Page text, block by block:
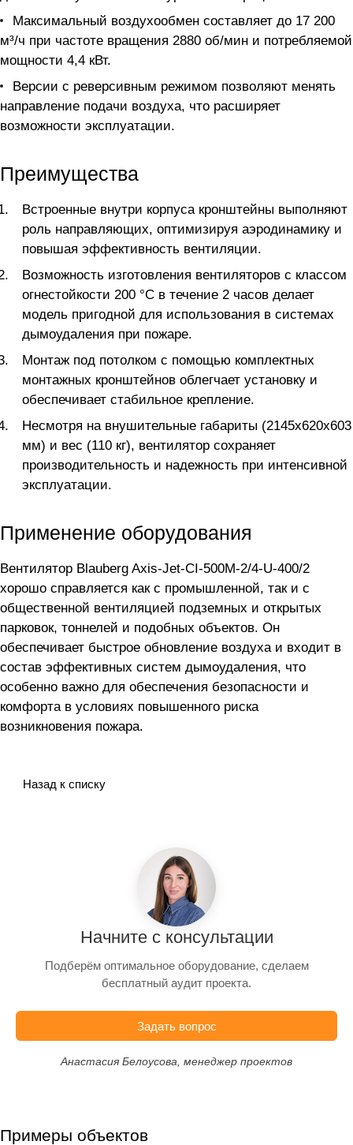
Максимальный воздухообмен составляет до 17 200
м³/ч при частоте вращения 2880 об/мин и потребляемой
мощности 4,4 кВт.
Версии с реверсивным режимом позволяют менять
направление подачи воздуха, что расширяет
возможности эксплуатации.
Преимущества
Встроенные внутри корпуса кронштейны выполняют
роль направляющих, оптимизируя аэродинамику и
повышая эффективность вентиляции.
Возможность изготовления вентиляторов с классом
огнестойкости 200 °С в течение 2 часов делает
модель пригодной для использования в системах
дымоудаления при пожаре.
Монтаж под потолком с помощью комплектных
монтажных кронштейнов облегчает установку и
обеспечивает стабильное крепление.
Несмотря на внушительные габариты (2145x620x603
мм) и вес (110 кг), вентилятор сохраняет
производительность и надежность при интенсивной
эксплуатации.
Применение оборудования
Вентилятор Blauberg Axis-Jet-CI-500M-2/4-U-400/2
хорошо справляется как с промышленной, так и с
общественной вентиляцией подземных и открытых
парковок, тоннелей и подобных объектов. Он
обеспечивает быстрое обновление воздуха и входит в
состав эффективных систем дымоудаления, что
особенно важно для обеспечения безопасности и
комфорта в условиях повышенного риска
возникновения пожара.
Назад к списку
Начните с консультации
Подберём оптимальное оборудование, сделаем
бесплатный аудит проекта.
Задать вопрос
Анастасия Белоусова, менеджер проектов
Примеры объектов